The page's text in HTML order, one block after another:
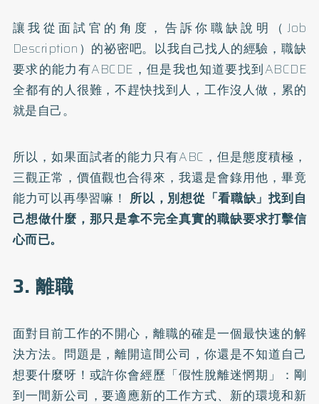
讓我從面試官的角度，告訴你職缺說明（Job
Description）的祕密吧。以我自己找人的經驗，職缺
要求的能力有ABCDE，但是我也知道要找到ABCDE
全都有的人很難，不趕快找到人，工作沒人做，累的
就是自己。
所以，如果面試者的能力只有ABC，但是態度積極，
三觀正常，價值觀也合得來，我還是會錄用他，畢竟
能力可以再學習嘛！所以，別想從「看職缺」找到自
己想做什麼，那只是拿不完全真實的職缺要求打擊信
心而已。
3. 離職
面對目前工作的不開心，離職的確是一個最快速的解
決方法。問題是，離開這間公司，你還是不知道自己
想要什麼呀！或許你會經歷「假性脫離迷惘期」：剛
到一間新公司，要適應新的工作方式、新的環境和新